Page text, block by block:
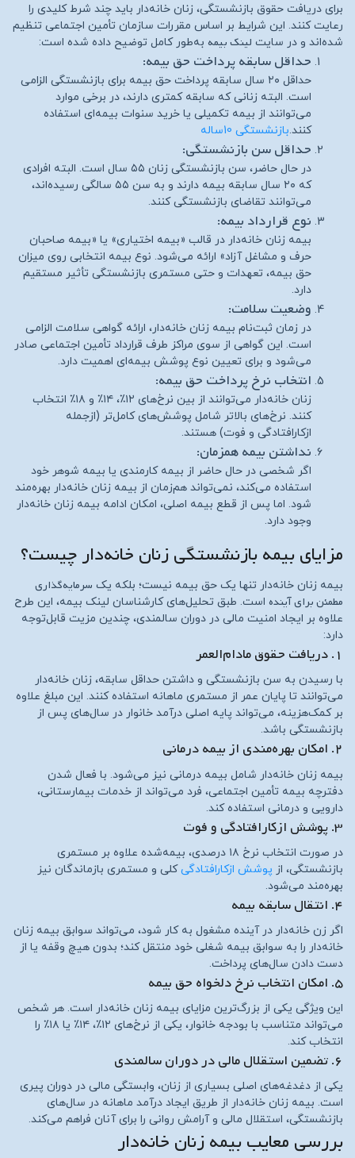
برای دریافت حقوق بازنشستگی، زنان خانه‌دار باید چند شرط کلیدی را
رعایت کنند. این شرایط بر اساس مقررات سازمان تأمین اجتماعی تنظیم
شده‌اند و در سایت لینک بیمه به‌طور کامل توضیح داده شده است:
حداقل سابقه پرداخت حق بیمه:
حداقل ۲۰ سال سابقه پرداخت حق بیمه برای بازنشستگی الزامی
است. البته زنانی که سابقه کمتری دارند، در برخی موارد
می‌توانند از بیمه تکمیلی یا خرید سنوات بیمه‌ای استفاده
کنند.بازنشستگی 10ساله
حداقل سن بازنشستگی:
در حال حاضر، سن بازنشستگی زنان ۵۵ سال است. البته افرادی
که ۲۰ سال سابقه بیمه دارند و به سن ۵۵ سالگی رسیده‌اند،
می‌توانند تقاضای بازنشستگی کنند.
نوع قرارداد بیمه:
بیمه زنان خانه‌دار در قالب «بیمه اختیاری» یا «بیمه صاحبان
حرف و مشاغل آزاد» ارائه می‌شود. نوع بیمه انتخابی روی میزان
حق بیمه، تعهدات و حتی مستمری بازنشستگی تأثیر مستقیم
دارد.
وضعیت سلامت:
در زمان ثبت‌نام بیمه زنان خانه‌دار، ارائه گواهی سلامت الزامی
است. این گواهی از سوی مراکز طرف قرارداد تأمین اجتماعی صادر
می‌شود و برای تعیین نوع پوشش بیمه‌ای اهمیت دارد.
انتخاب نرخ پرداخت حق بیمه:
زنان خانه‌دار می‌توانند از بین نرخ‌های ۱۲٪، ۱۴٪ و ۱۸٪ انتخاب
کنند. نرخ‌های بالاتر شامل پوشش‌های کامل‌تر (ازجمله
ازکارافتادگی و فوت) هستند.
نداشتن بیمه همزمان:
اگر شخصی در حال حاضر از بیمه کارمندی یا بیمه شوهر خود
استفاده می‌کند، نمی‌تواند هم‌زمان از بیمه زنان خانه‌دار بهره‌مند
شود. اما پس از قطع بیمه اصلی، امکان ادامه بیمه زنان خانه‌دار
وجود دارد.
مزایای بیمه بازنشستگی زنان خانه‌دار چیست؟
بیمه زنان خانه‌دار تنها یک حق بیمه نیست؛ بلکه یک سرمایه‌گذاری
مطمئن برای آینده است. طبق تحلیل‌های کارشناسان لینک بیمه، این طرح
علاوه بر ایجاد امنیت مالی در دوران سالمندی، چندین مزیت قابل‌توجه
دارد:
۱. دریافت حقوق مادام‌العمر
با رسیدن به سن بازنشستگی و داشتن حداقل سابقه، زنان خانه‌دار
می‌توانند تا پایان عمر از مستمری ماهانه استفاده کنند. این مبلغ علاوه
بر کمک‌هزینه، می‌تواند پایه اصلی درآمد خانوار در سال‌های پس از
بازنشستگی باشد.
۲. امکان بهره‌مندی از بیمه درمانی
بیمه زنان خانه‌دار شامل بیمه درمانی نیز می‌شود. با فعال شدن
دفترچه بیمه تأمین اجتماعی، فرد می‌تواند از خدمات بیمارستانی،
دارویی و درمانی استفاده کند.
۳. پوشش ازکارافتادگی و فوت
در صورت انتخاب نرخ ۱۸ درصدی، بیمه‌شده علاوه بر مستمری
بازنشستگی، از پوشش ازکارافتادگیکلی و مستمری بازماندگان نیز
بهره‌مند می‌شود.
۴. انتقال سابقه بیمه
اگر زن خانه‌دار در آینده مشغول به کار شود، می‌تواند سوابق بیمه زنان
خانه‌دار را به سوابق بیمه شغلی خود منتقل کند؛ بدون هیچ وقفه یا از
دست دادن سال‌های پرداخت.
۵. امکان انتخاب نرخ دلخواه حق بیمه
این ویژگی یکی از بزرگ‌ترین مزایای بیمه زنان خانه‌دار است. هر شخص
می‌تواند متناسب با بودجه خانوار، یکی از نرخ‌های ۱۲٪، ۱۴٪ یا ۱۸٪ را
انتخاب کند.
۶. تضمین استقلال مالی در دوران سالمندی
یکی از دغدغه‌های اصلی بسیاری از زنان، وابستگی مالی در دوران پیری
است. بیمه زنان خانه‌دار از طریق ایجاد درآمد ماهانه در سال‌های
بازنشستگی، استقلال مالی و آرامش روانی را برای آنان فراهم می‌کند.
بررسی معایب بیمه زنان خانه‌دار